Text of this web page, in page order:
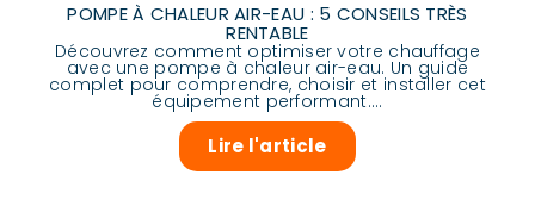
POMPE À CHALEUR AIR-EAU : 5 CONSEILS TRÈS
RENTABLE
Découvrez comment optimiser votre chauffage
avec une pompe à chaleur air-eau. Un guide
complet pour comprendre, choisir et installer cet
équipement performant....
Lire l'article